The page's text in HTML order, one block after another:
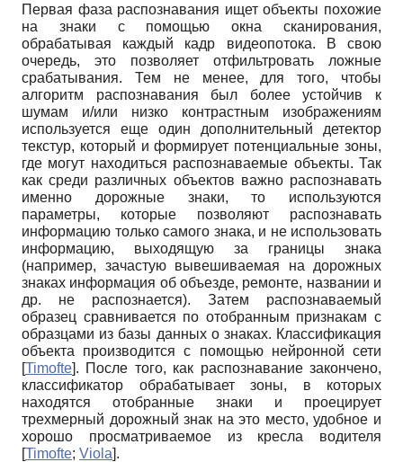
Первая фаза распознавания ищет объекты похожие
на знаки с помощью окна сканирования,
обрабатывая каждый кадр видеопотока. В свою
очередь, это позволяет отфильтровать ложные
срабатывания. Тем не менее, для того, чтобы
алгоритм распознавания был более устойчив к
шумам и/или низко контрастным изображениям
используется еще один дополнительный детектор
текстур, который и формирует потенциальные зоны,
где могут находиться распознаваемые объекты. Так
как среди различных объектов важно распознавать
именно дорожные знаки, то используются
параметры, которые позволяют распознавать
информацию только самого знака, и не использовать
информацию, выходящую за границы знака
(например, зачастую вывешиваемая на дорожных
знаках информация об объезде, ремонте, названии и
др. не распознается). Затем распознаваемый
образец сравнивается по отобранным признакам с
образцами из базы данных о знаках. Классификация
объекта производится с помощью нейронной сети
[Timofte]. После того, как распознавание закончено,
классификатор обрабатывает зоны, в которых
находятся отобранные знаки и проецирует
трехмерный дорожный знак на это место, удобное и
хорошо просматриваемое из кресла водителя
[Timofte; Viola].